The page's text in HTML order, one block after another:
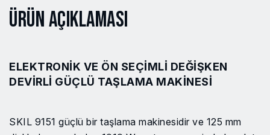
Ürün Açıklaması
ELEKTRONIK VE ÖN SEÇIMLI DEĞIŞKEN
DEVIRLI GÜÇLÜ TAŞLAMA MAKINESI
SKIL 9151 güçlü bir taşlama makinesidir ve 125 mm